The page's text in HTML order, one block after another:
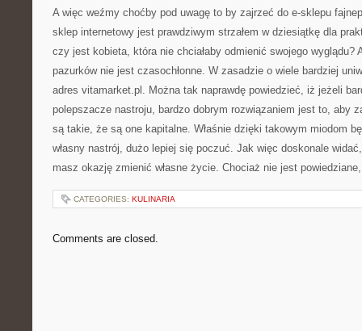
A więc weźmy choćby pod uwagę to by zajrzeć do e-sklepu
sklep internetowy jest prawdziwym strzałem w dziesiątkę dla
czy jest kobieta, która nie chciałaby odmienić swojego wyglądu?
pazurków nie jest czasochłonne. W zasadzie o wiele bardziej
adres vitamarket.pl. Można tak naprawdę powiedzieć, iż jeżeli
polepszacze nastroju, bardzo dobrym rozwiązaniem jest to, aby
są takie, że są one kapitalne. Właśnie dzięki takowym miodom
własny nastrój, dużo lepiej się poczuć. Jak więc doskonale
masz okazję zmienić własne życie. Chociaż nie jest
CATEGORIES: KULINARIA
Comments are closed.